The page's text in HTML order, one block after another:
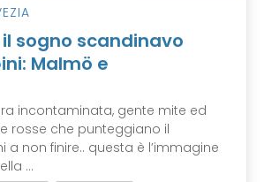
il sogno scandinavo
Malmö e
incontaminata, gente mite ed
rosse che punteggiano il
a non finire.. questa è l’immagine
...